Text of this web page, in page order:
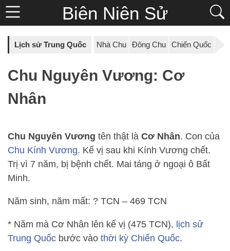
Biên Niên Sử
Lịch sử Trung Quốc Nhà Chu Đông Chu Chiến Quốc
Chu Nguyên Vương: Cơ
Nhân
Chu Nguyên Vương tên thật là Cơ Nhân. Con của
Chu Kính Vương. Kế vị sau khi Kính Vương chết.
Trị vì 7 năm, bị bệnh chết. Mai táng ở ngoại ô Bất
Minh.
Năm sinh, năm mất: ? TCN – 469 TCN
* Năm mà Cơ Nhân lên kế vị (475 TCN), lịch sử
Trung Quốc bước vào thời kỳ Chiến Quốc.